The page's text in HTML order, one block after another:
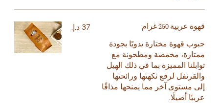
قهوة عربية 250 غرام
حبوب قهوة مختارة يدويًا بجودة
ممتازة، محمصة ومطحونة مع
توابلنا المميزة بما في ذلك الهيل
والقرنفل لرفع نكهتها ورائحتها
إلى مستوى آخر مما يمنحها مذاقًا
عربيًا أصيلًا.